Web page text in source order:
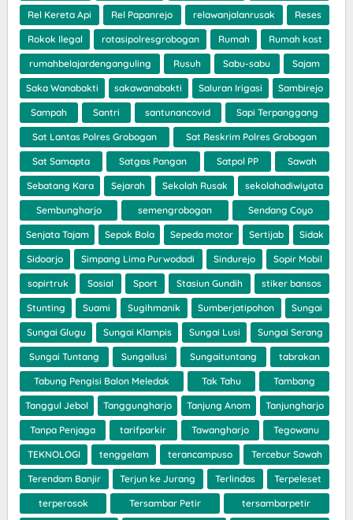
Rel Kereta Api Rel Papanrejo relawanjalanrusak Reses
Rokok Ilegal rotasipolresgrobogan Rumah Rumah kost
rumahbelajardenganguling Rusuh Sabu-sabu Sajam
Saka Wanabakti sakawanabakti Saluran Irigasi Sambirejo
Sampah Santri santunancovid Sapi Terpanggang
Sat Lantas Polres Grobogan Sat Reskrim Polres Grobogan
Sat Samapta Satgas Pangan Satpol PP Sawah
Sebatang Kara Sejarah Sekolah Rusak sekolahadiwiyata
Sembungharjo semengrobogan Sendang Coyo
Senjata Tajam Sepak Bola Sepeda motor Sertijab Sidak
Sidoarjo Simpang Lima Purwodadi Sindurejo Sopir Mobil
sopirtruk Sosial Sport Stasiun Gundih stiker bansos
Stunting Suami Sugihmanik Sumberjatipohon Sungai
Sungai Glugu Sungai Klampis Sungai Lusi Sungai Serang
Sungai Tuntang Sungailusi Sungaituntang tabrakan
Tabung Pengisi Balon Meledak Tak Tahu Tambang
Tanggul Jebol Tanggungharjo Tanjung Anom Tanjungharjo
Tanpa Penjaga tarifparkir Tawangharjo Tegowanu
TEKNOLOGI tenggelam terancampuso Tercebur Sawah
Terendam Banjir Terjun ke Jurang Terlindas Terpeleset
terperosok Tersambar Petir tersambarpetir